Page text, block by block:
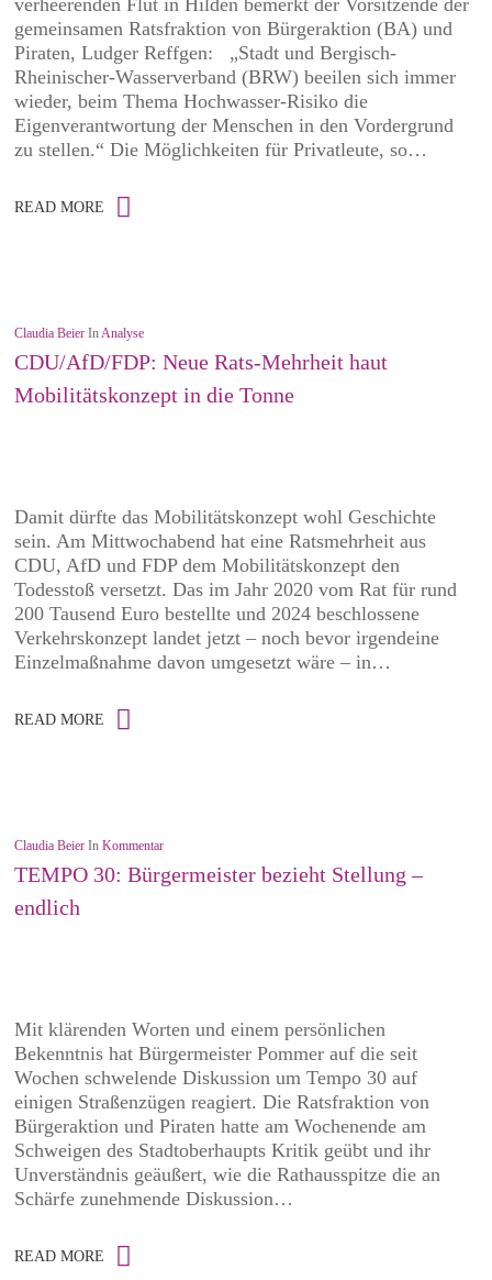
verheerenden Flut in Hilden bemerkt der Vorsitzende der
gemeinsamen Ratsfraktion von Bürgeraktion (BA) und
Piraten, Ludger Reffgen: „Stadt und Bergisch-
Rheinischer-Wasserverband (BRW) beeilen sich immer
wieder, beim Thema Hochwasser-Risiko die
Eigenverantwortung der Menschen in den Vordergrund
zu stellen.“ Die Möglichkeiten für Privatleute, so…
READ MORE
Claudia Beier InAnalyse
CDU/AfD/FDP: Neue Rats-Mehrheit haut
Mobilitätskonzept in die Tonne
Damit dürfte das Mobilitätskonzept wohl Geschichte
sein. Am Mittwochabend hat eine Ratsmehrheit aus
CDU, AfD und FDP dem Mobilitätskonzept den
Todesstoß versetzt. Das im Jahr 2020 vom Rat für rund
200 Tausend Euro bestellte und 2024 beschlossene
Verkehrskonzept landet jetzt – noch bevor irgendeine
Einzelmaßnahme davon umgesetzt wäre – in…
READ MORE
Claudia Beier InKommentar
TEMPO 30: Bürgermeister bezieht Stellung –
endlich
Mit klärenden Worten und einem persönlichen
Bekenntnis hat Bürgermeister Pommer auf die seit
Wochen schwelende Diskussion um Tempo 30 auf
einigen Straßenzügen reagiert. Die Ratsfraktion von
Bürgeraktion und Piraten hatte am Wochenende am
Schweigen des Stadtoberhaupts Kritik geübt und ihr
Unverständnis geäußert, wie die Rathausspitze die an
Schärfe zunehmende Diskussion…
READ MORE